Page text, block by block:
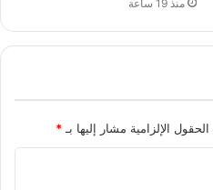
منذ 19 ساعة
الحقول الإلزامية مشار إليها بـ *